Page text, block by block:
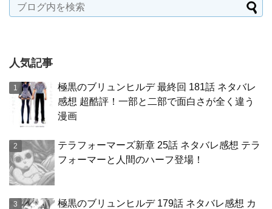
人気記事
極黒のブリュンヒルデ 最終回 181話 ネタバレ
感想 超酷評！一部と二部で面白さが全く違う
漫画
テラフォーマーズ新章 25話 ネタバレ感想 テラ
フォーマーと人間のハーフ登場！
極黒のブリュンヒルデ 179話 ネタバレ感想 カ